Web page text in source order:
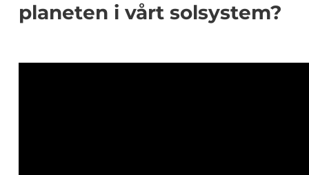
planeten i vårt solsystem?